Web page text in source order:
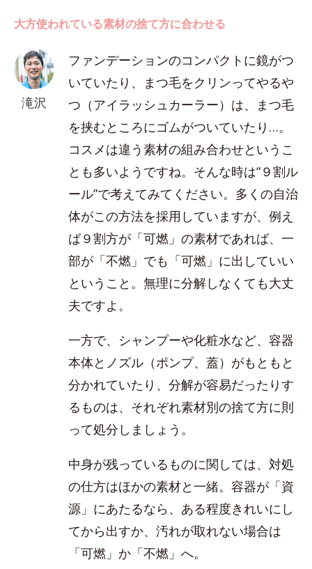
大方使われている素材の捨て方に合わせる
滝沢
ファンデーションのコンパクトに鏡がつ
いていたり、まつ毛をクリンってやるや
つ（アイラッシュカーラー）は、まつ毛
を挟むところにゴムがついていたり…。
コスメは違う素材の組み合わせというこ
とも多いようですね。そんな時は“９割ル
ール”で考えてみてください。多くの自治
体がこの方法を採用していますが、例え
ば９割方が「可燃」の素材であれば、一
部が「不燃」でも「可燃」に出していい
ということ。無理に分解しなくても大丈
夫ですよ。
一方で、シャンプーや化粧水など、容器
本体とノズル（ポンプ、蓋）がもともと
分かれていたり、分解が容易だったりす
るものは、それぞれ素材別の捨て方に則
って処分しましょう。
中身が残っているものに関しては、対処
の仕方はほかの素材と一緒。容器が「資
源」にあたるなら、ある程度きれいにし
てから出すか、汚れが取れない場合は
「可燃」か「不燃」へ。